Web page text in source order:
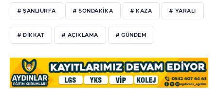
# ŞANLIURFA # SONDAKIKA # KAZA # YARALI
# DIKKAT # AÇIKLAMA # GÜNDEM